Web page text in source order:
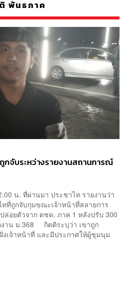
พันธภาค
กจับระหว่างรายงานสถานการณ์
น. ที่ผ่านมา ประชาไท รายงานว่า
ที่ถูกจับกุมขณะเจ้าหน้าที่สลายการ
อยตัวจาก ตชด. ภาค 1 หลังปรับ 300
งาน ม.368 กิตติระบุว่า เขาถูก
เจ้าหน้าที่ และมีประกาศให้ผู้ชุมนุม